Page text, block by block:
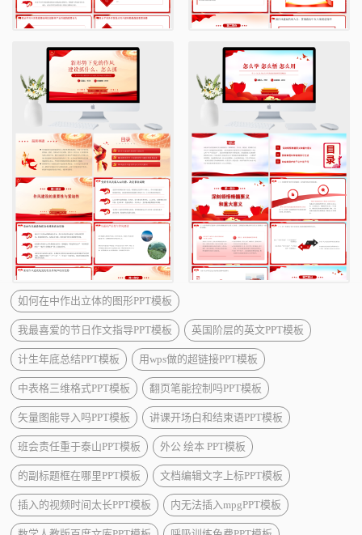
如何在中作出立体的图形PPT模板
我最喜爱的节日作文指导PPT模板 英国阶层的英文PPT模板
计生年底总结PPT模板 用wps做的超链接PPT模板
中表格三维格式PPT模板 翻页笔能控制吗PPT模板
矢量图能导入吗PPT模板 讲课开场白和结束语PPT模板
班会责任重于泰山PPT模板 外公 绘本 PPT模板
的副标题框在哪里PPT模板 文档编辑文字上标PPT模板
插入的视频时间太长PPT模板 内无法插入mpgPPT模板